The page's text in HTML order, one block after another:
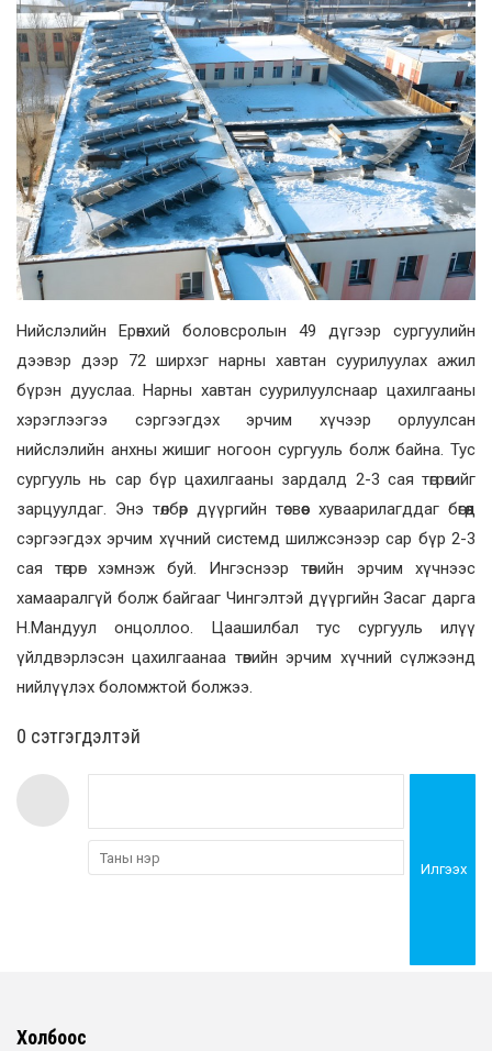
Нийслэлийн Ерөнхий боловсролын 49 дүгээр сургуулийн
дээвэр дээр 72 ширхэг нарны хавтан суурилуулах ажил
бүрэн дууслаа. Нарны хавтан суурилуулснаар цахилгааны
хэрэглээгээ сэргээгдэх эрчим хүчээр орлуулсан
нийслэлийн анхны жишиг ногоон сургууль болж байна. Тус
сургууль нь сар бүр цахилгааны зардалд 2-3 сая төгрөгийг
зарцуулдаг. Энэ төлбөр дүүргийн төсвөөс хуваарилагддаг бөгөөд
сэргээгдэх эрчим хүчний системд шилжсэнээр сар бүр 2-3
сая төгрөг хэмнэж буй. Ингэснээр төвийн эрчим хүчнээс
хамааралгүй болж байгааг Чингэлтэй дүүргийн Засаг дарга
Н.Мандуул онцоллоо. Цаашилбал тус сургууль илүү
үйлдвэрлэсэн цахилгаанаа төвийн эрчим хүчний сүлжээнд
нийлүүлэх боломжтой болжээ.
0 cэтгэгдэлтэй
Илгээх
Холбоос